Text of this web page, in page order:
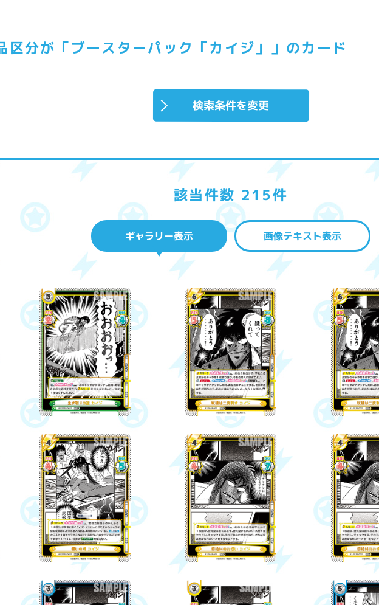
区分が「ブースターパック「カイジ」」のカード
検索条件を変更
該当件数 215件
ギャラリー表示 画像テキスト表示